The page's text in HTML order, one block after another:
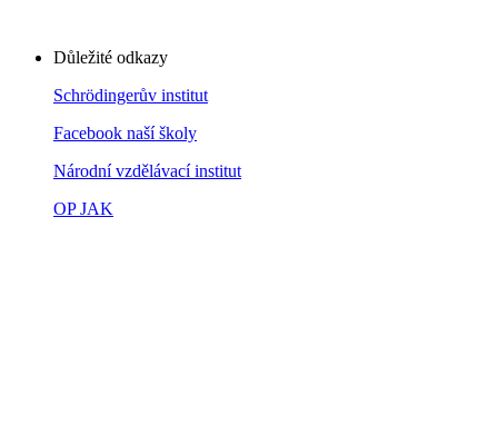
Důležité odkazy
Schrödingerův institut
Facebook naší školy
Národní vzdělávací institut
OP JAK